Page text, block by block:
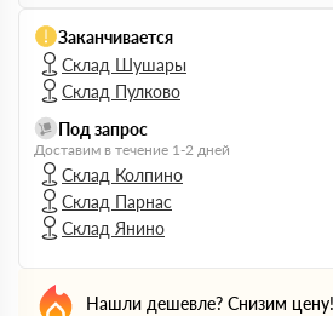
Заканчивается
Склад Шушары
Склад Пулково
Под запрос
Доставим в течение 1-2 дней
Склад Колпино
Склад Парнас
Склад Янино
Нашли дешевле? Снизим цену!